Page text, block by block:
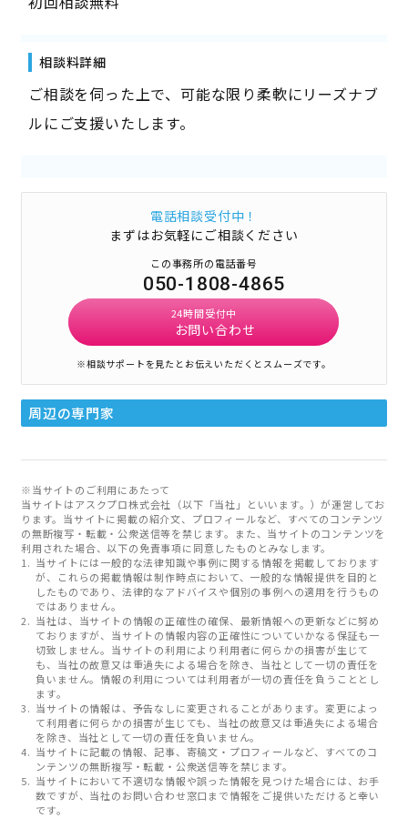
相談料詳細
ご相談を伺った上で、可能な限り柔軟にリーズナブ
ルにご支援いたします。
電話相談受付中！
まずはお気軽にご相談ください
この事務所の電話番号
050-1808-4865
24時間受付中
お問い合わせ
※相談サポートを見たとお伝えいただくとスムーズです。
周辺の専門家
※当サイトのご利用にあたって
当サイトはアスクプロ株式会社（以下「当社」といいます。）が運営してお
ります。当サイトに掲載の紹介文、プロフィールなど、すべてのコンテンツ
の無断複写・転載・公衆送信等を禁じます。また、当サイトのコンテンツを
利用された場合、以下の免責事項に同意したものとみなします。
当サイトには一般的な法律知識や事例に関する情報を掲載しております
が、これらの掲載情報は制作時点において、一般的な情報提供を目的と
したものであり、法律的なアドバイスや個別の事例への適用を行うもの
ではありません。
当社は、当サイトの情報の正確性の確保、最新情報への更新などに努め
ておりますが、当サイトの情報内容の正確性についていかなる保証も一
切致しません。当サイトの利用により利用者に何らかの損害が生じて
も、当社の故意又は重過失による場合を除き、当社として一切の責任を
負いません。情報の利用については利用者が一切の責任を負うこととし
ます。
当サイトの情報は、予告なしに変更されることがあります。変更によっ
て利用者に何らかの損害が生じても、当社の故意又は重過失による場合
を除き、当社として一切の責任を負いません。
当サイトに記載の情報、記事、寄稿文・プロフィールなど、すべてのコ
ンテンツの無断複写・転載・公衆送信等を禁じます。
当サイトにおいて不適切な情報や誤った情報を見つけた場合には、お手
数ですが、当社のお問い合わせ窓口まで情報をご提供いただけると幸い
です。